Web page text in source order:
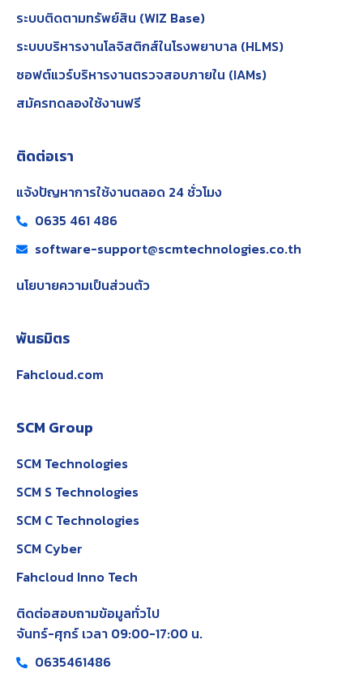
ระบบติดตามทรัพย์สิน (WIZ Base)
ระบบบริหารงานโลจิสติกส์ในโรงพยาบาล (HLMS)
ซอฟต์แวร์บริหารงานตรวจสอบภายใน (IAMs)
สมัครทดลองใช้งานฟรี
ติดต่อเรา
แจ้งปัญหาการใช้งานตลอด 24 ชั่วโมง
0635 461 486
software-support@scmtechnologies.co.th
นโยบายความเป็นส่วนตัว
พันธมิตร
Fahcloud.com
SCM Group
SCM Technologies
SCM S Technologies
SCM C Technologies
SCM Cyber
Fahcloud Inno Tech
ติดต่อสอบถามข้อมูลทั่วไป
จันทร์-ศุกร์ เวลา 09:00-17:00 น.
0635461486